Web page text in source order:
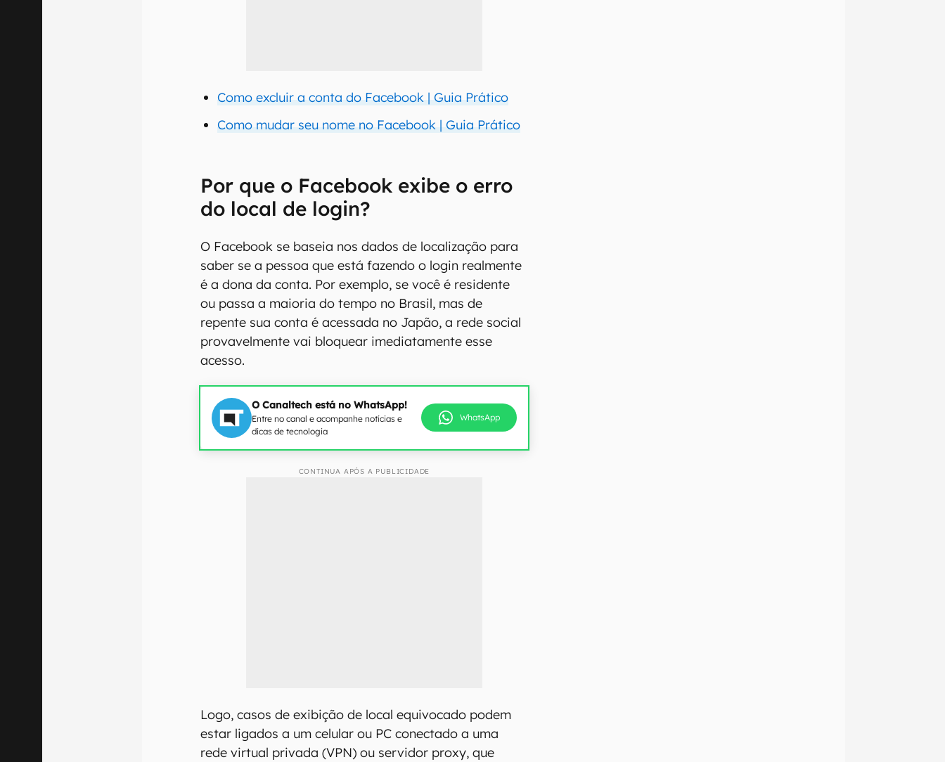
Como excluir a conta do Facebook | Guia Prático
Como mudar seu nome no Facebook | Guia Prático
Por que o Facebook exibe o erro
do local de login?
O Facebook se baseia nos dados de localização para
saber se a pessoa que está fazendo o login realmente
é a dona da conta. Por exemplo, se você é residente
ou passa a maioria do tempo no Brasil, mas de
repente sua conta é acessada no Japão, a rede social
provavelmente vai bloquear imediatamente esse
acesso.
O Canaltech está no WhatsApp!
Entre no canal e acompanhe notícias e
dicas de tecnologia
WhatsApp
CONTINUA APÓS A PUBLICIDADE
Logo, casos de exibição de local equivocado podem
estar ligados a um celular ou PC conectado a uma
rede virtual privada (VPN) ou servidor proxy, que